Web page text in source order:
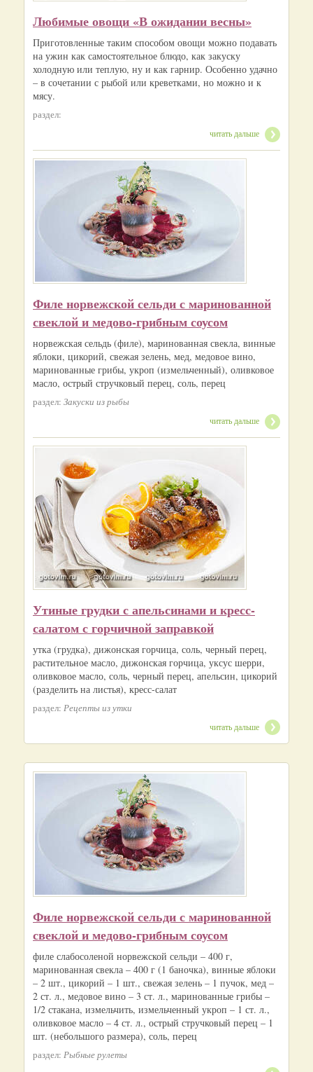
Любимые овощи «В ожидании весны»
Приготовленные таким способом овощи можно подавать
на ужин как самостоятельное блюдо, как закуску
холодную или теплую, ну и как гарнир. Особенно удачно
– в сочетании с рыбой или креветками, но можно и к
мясу.
раздел:
читать дальше
Филе норвежской сельди с маринованной
свеклой и медово-грибным соусом
норвежская сельдь (филе), маринованная свекла, винные
яблоки, цикорий, свежая зелень, мед, медовое вино,
маринованные грибы, укроп (измельченный), оливковое
масло, острый стручковый перец, соль, перец
раздел: Закуски из рыбы
читать дальше
Утиные грудки с апельсинами и кресс-
салатом с горчичной заправкой
утка (грудка), дижонская горчица, соль, черный перец,
растительное масло, дижонская горчица, уксус шерри,
оливковое масло, соль, черный перец, апельсин, цикорий
(разделить на листья), кресс-салат
раздел: Рецепты из утки
читать дальше
Филе норвежской сельди с маринованной
свеклой и медово-грибным соусом
филе слабосоленой норвежской сельди – 400 г,
маринованная свекла – 400 г (1 баночка), винные яблоки
– 2 шт., цикорий – 1 шт., свежая зелень – 1 пучок, мед –
2 ст. л., медовое вино – 3 ст. л., маринованные грибы –
1/2 стакана, измельчить, измельченный укроп – 1 ст. л.,
оливковое масло – 4 ст. л., острый стручковый перец – 1
шт. (небольшого размера), соль, перец
раздел: Рыбные рулеты